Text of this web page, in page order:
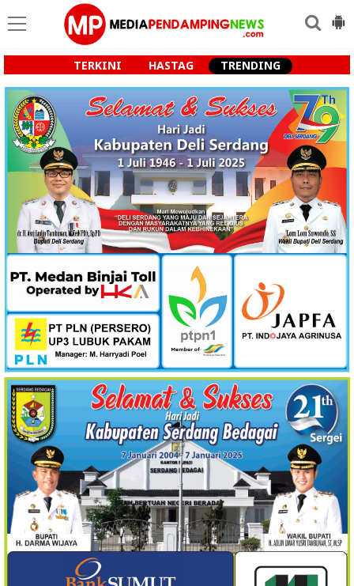
TERKINI HASTAG TRENDING